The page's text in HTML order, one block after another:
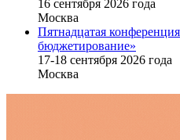
16 cентября 2026 года
Москва
Пятнадцатая
бюджетирование»
17-18 сентября 2026 года
Москва